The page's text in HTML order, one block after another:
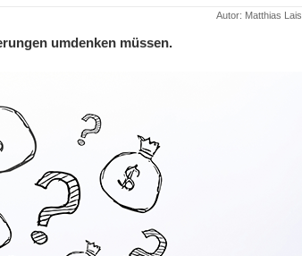
Autor: Matthias Lais
umdenken müssen.